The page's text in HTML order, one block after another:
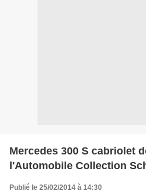
Mercedes 300 S cabriolet
l'Automobile Collection
Publié le 25/02/2014 à 14:30